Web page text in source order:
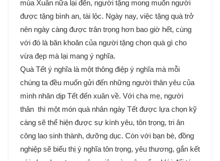
mùa Xuân nữa lại đến, người tặng mong muốn người
được tặng bình an, tài lộc. Ngày nay, việc tặng quà trở
nên ngày càng được trân trọng hơn bao giờ hết, cùng
với đó là băn khoăn của người tặng chọn quà gì cho
vừa đẹp mà lại mang ý nghĩa.
Quà Tết ý nghĩa là một thông điệp ý nghĩa mà mỗi
chúng ta đều muốn gửi đến những người thân yêu của
mình nhân dịp Tết đến xuân về. Với cha mẹ, người
thân thì một món quà nhân ngày Tết được lựa chọn kỹ
càng sẽ thể hiện được sự kính yêu, tôn trọng, tri ân
công lao sinh thành, dưỡng dục. Còn với bạn bè, đồng
nghiệp sẽ biểu thị ý nghĩa tôn trọng, yêu thương, gắn kết